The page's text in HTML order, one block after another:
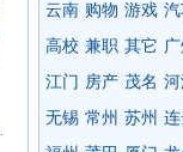
云南 购物 游戏
高校 兼职 其它 广
江门 房产 茂名
无锡 常州 苏州